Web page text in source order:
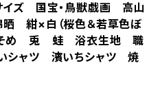
ズ 国宝・鳥獣戯画 高山
紺×白（桜色＆若草色ぼ
そめ 兎 蛙 浴衣生地 職
シャツ 濱いちシャツ 焼